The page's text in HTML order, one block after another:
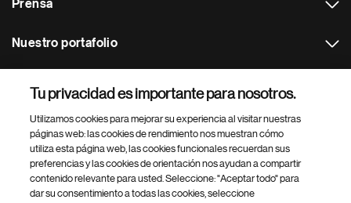
Prensa
Nuestro portafolio
Footer Site Search
Tu privacidad es importante para nosotros.
Utilizamos cookies para mejorar su experiencia al visitar nuestras
páginas web: las cookies de rendimiento nos muestran cómo
utiliza esta página web, las cookies funcionales recuerdan sus
preferencias y las cookies de orientación nos ayudan a compartir
contenido relevante para usted. Seleccione: "Aceptar todo" para
dar su consentimiento a todas las cookies, seleccione